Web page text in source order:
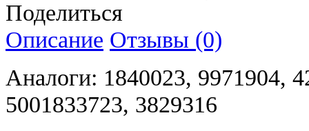
Поделиться
Описание Отзывы (0)
Аналоги: 1840023, 9971904,
5001833723, 3829316